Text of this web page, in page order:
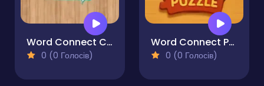
Word Connect Challenge
0 (0 Голосів)
Word Connect Puzzle
0 (0 Голосів)